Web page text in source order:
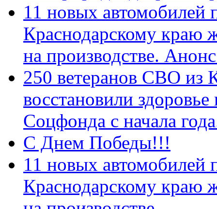
11 новых автомобилей
Краснодарскому краю
на производстве.
250 ветеранов СВО из
восстановили
Соцфонда с начала
С Днем Победы!!!
11 новых автомобилей
Краснодарскому краю